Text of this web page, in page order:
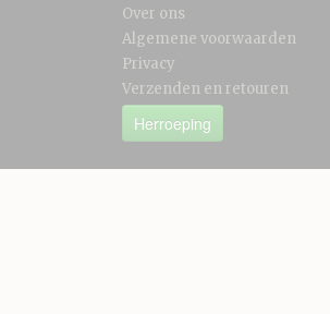
Over ons
Algemene voorwaarden
Privacy
Verzenden en retouren
Herroeping